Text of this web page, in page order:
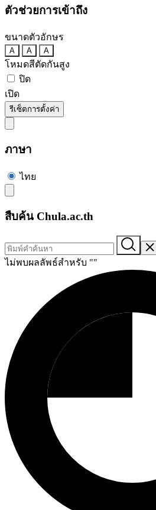
ตัวช่วยการเข้าถึง
ขนาดตัวอักษร
A A A
โหมดสีตัดกันสูง
ปิด
เปิด
รีเซ็ตการตั้งค่า
ภาษา
ไทย
สืบค้น Chula.ac.th
ไม่พบผลลัพธ์สำหรับ ""